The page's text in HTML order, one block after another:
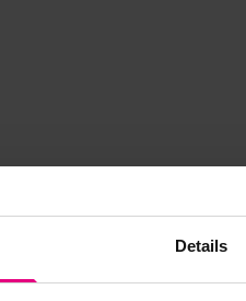
Details